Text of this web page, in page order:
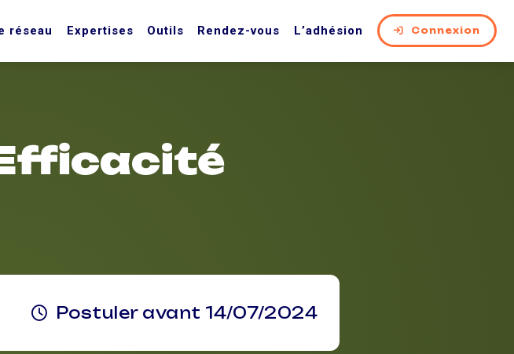
réseau Expertises Outils Rendez-vous L’adhésion Connexion
Postuler avant 14/07/2024